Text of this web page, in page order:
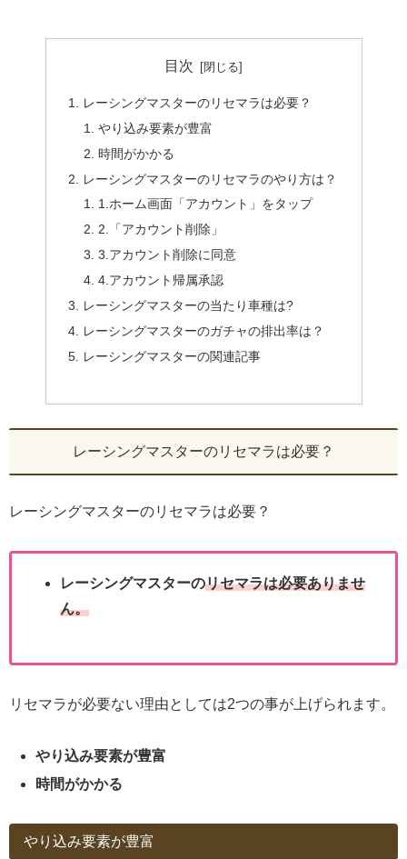
目次
レーシングマスターのリセマラは必要？
やり込み要素が豊富
時間がかかる
レーシングマスターのリセマラのやり方は？
1.ホーム画面「アカウント」をタップ
2.「アカウント削除」
3.アカウント削除に同意
4.アカウント帰属承認
レーシングマスターの当たり車種は?
レーシングマスターのガチャの排出率は？
レーシングマスターの関連記事
レーシングマスターのリセマラは必要？
レーシングマスターのリセマラは必要？
レーシングマスターのリセマラは必要ありませ
ん。
リセマラが必要ない理由としては2つの事が上げられます。
やり込み要素が豊富
時間がかかる
やり込み要素が豊富